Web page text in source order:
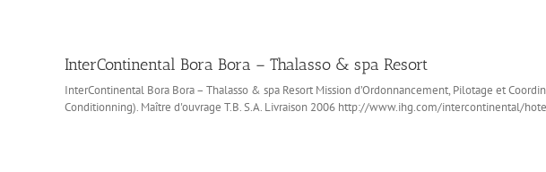
InterContinental Bora Bora – Thalasso & spa Resort
InterContinental Bora Bora – Thalasso & spa Resort Mission d’Ordonnancement, Pilotage et
Conditionning). Maître d'ouvrage T.B. S.A. Livraison 2006 http://www.ihg.com/intercontinental/